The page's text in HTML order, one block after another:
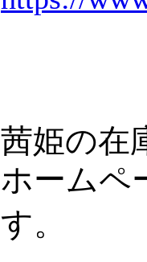
茜姫の在
ホームペ
す。